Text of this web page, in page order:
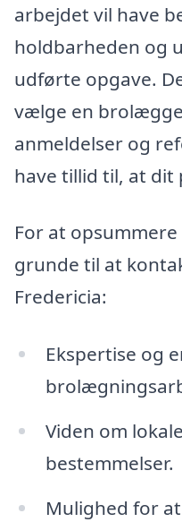
arbejdet vil have
holdbarheden og
udførte opgave.
vælge en
anmeldelser og
have tillid til, at
For at
grunde til at
Fredericia:
Ekspertise og
Viden om
bestemmelser.
Mulighed for